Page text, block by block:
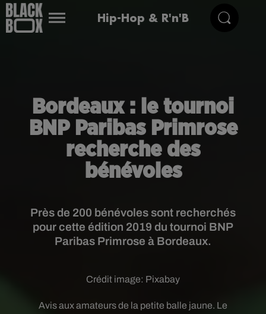
Hip-Hop & R'n'B
Bordeaux : le tournoi
BNP Paribas Primrose
recherche des
bénévoles
Près de 200 bénévoles sont recherchés
pour cette édition 2019 du tournoi BNP
Paribas Primrose à Bordeaux.
Crédit image: Pixabay
Avis aux amateurs de la petite balle jaune. Le